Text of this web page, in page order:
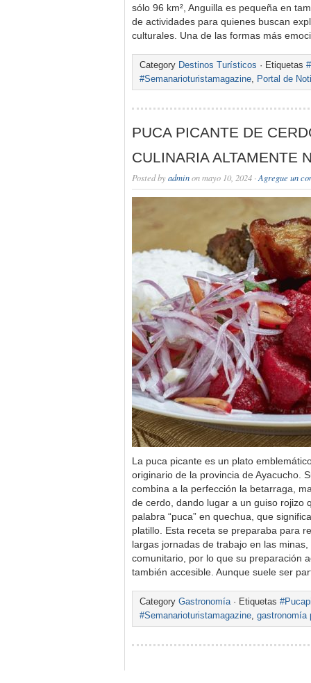
sólo 96 km², Anguilla es pequeña en
de actividades para quienes buscan
culturales. Una de las formas más
Category Destinos Turísticos · Etiquetas
#Semanarioturistamagazine, Portal de
PUCA PICANTE DE
CULINARIA ALTAMENTE
Posted byadminon mayo 10, 2024 · Agregue un
La puca picante es un plato
originario de la provincia de Ayacucho.
combina a la perfección la betarraga,
de cerdo, dando lugar a un guiso rojizo
palabra “puca” en quechua, que
platillo. Esta receta se preparaba para
largas jornadas de trabajo en las
comunitario, por lo que su preparación
también accesible. Aunque suele ser
Category Gastronomía· Etiquetas
#Semanarioturistamagazine, gastronomía